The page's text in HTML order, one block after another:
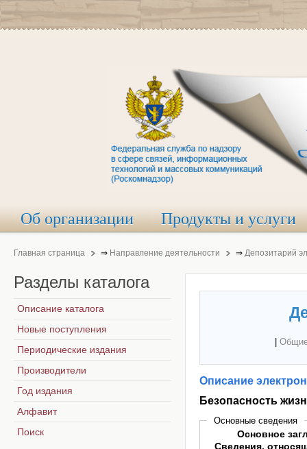
Об организации Продукты и услуги
Главная страница ⇒ Направление деятельности ⇒ Депозитарий
Описание
Безопасность
Основные сведения
Основное
Сведения,
Разделы каталога
Описание каталога
Новые поступления
Периодические издания
Производители
Год издания
Алфавит
Поиск